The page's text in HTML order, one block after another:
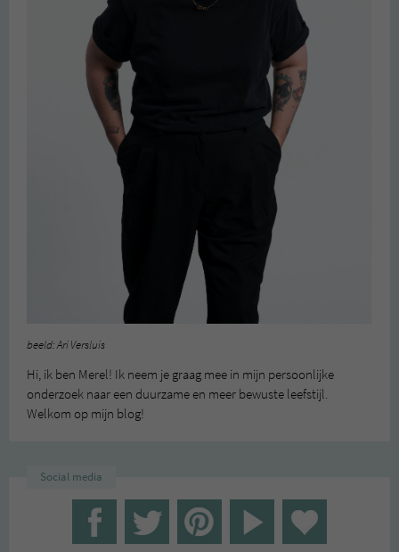
beeld: Ari Versluis
Hi, ik ben Merel! Ik neem je graag mee in mijn persoonlijke
onderzoek naar een duurzame en meer bewuste leefstijl.
Welkom op mijn blog!
Social media